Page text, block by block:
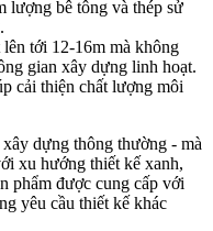
lượng bê tông và thép sử
tới 12-16m mà không
gian xây dựng linh hoạt.
cải thiện chất lượng môi
dựng thông thường - mà
xu hướng thiết kế xanh,
phẩm được cung cấp với
yêu cầu thiết kế khác